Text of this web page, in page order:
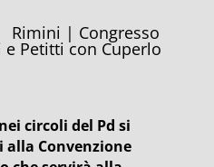
Rimini | Congresso
e Petitti con Cuperlo
circoli del Pd si
Convenzione